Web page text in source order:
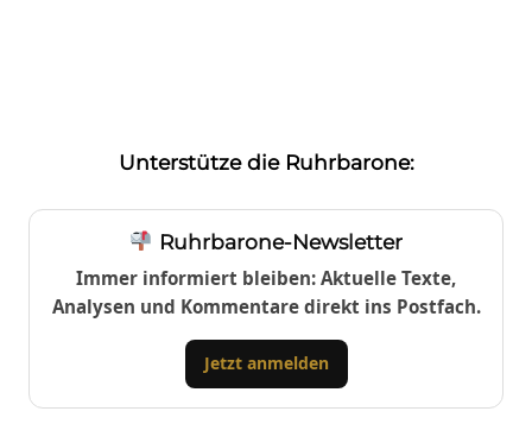
Unterstütze die Ruhrbarone:
Ruhrbarone-Newsletter
Immer informiert bleiben: Aktuelle Texte,
Analysen und Kommentare direkt ins Postfach.
Jetzt anmelden